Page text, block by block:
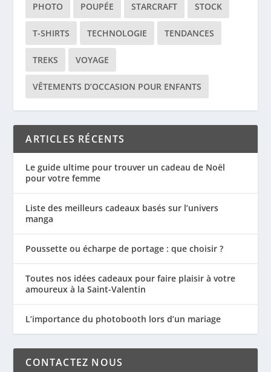
PHOTO POUPÉE STARCRAFT STOCK
T-SHIRTS TECHNOLOGIE TENDANCES
TREKS VOYAGE
VÊTEMENTS D’OCCASION POUR ENFANTS
ARTICLES RÉCENTS
Le guide ultime pour trouver un cadeau de Noël
pour votre femme
Liste des meilleurs cadeaux basés sur l’univers
manga
Poussette ou écharpe de portage : que choisir ?
Toutes nos idées cadeaux pour faire plaisir à votre
amoureux à la Saint-Valentin
L’importance du photobooth lors d’un mariage
CONTACTEZ NOUS